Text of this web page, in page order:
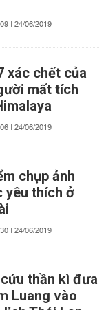
| 24/06/2019
xác chết của
mất tích
| 24/06/2019
chụp ảnh
yêu thích ở
| 24/06/2019
thần kì đưa
Luang vào